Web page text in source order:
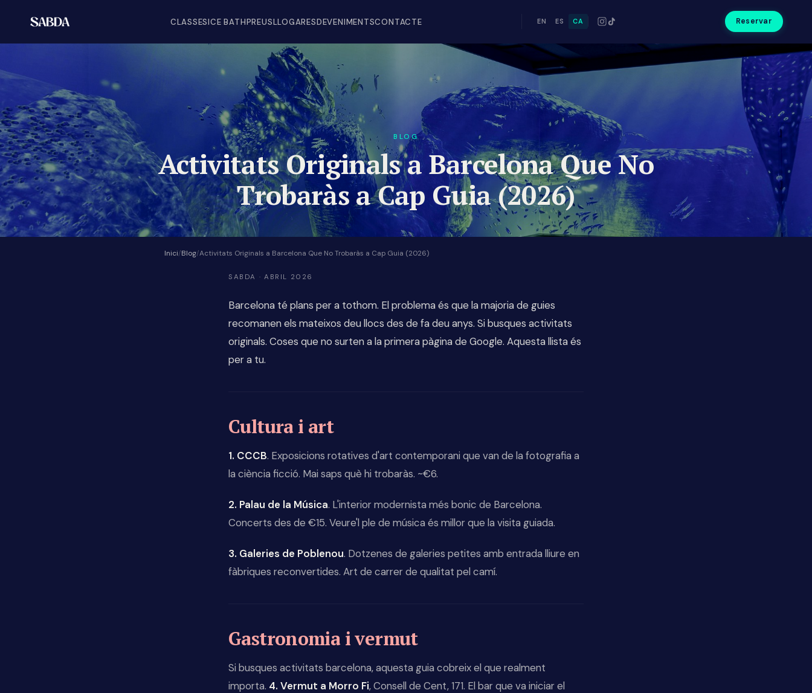
CLASSESICE BATHPREUSLLOGARESDEVENIMENTSCONTACTE EN ES CA Reservar
BLOG
Activitats Originals a Barcelona Que No
Trobaràs a Cap Guia (2026)
Inici/Blog/Activitats Originals a Barcelona Que No Trobaràs a Cap Guia (2026)
SABDA · ABRIL 2026
Barcelona té plans per a tothom. El problema és que la majoria de guies
recomanen els mateixos deu llocs des de fa deu anys. Si busques activitats
originals. Coses que no surten a la primera pàgina de Google. Aquesta llista és
per a tu.
Cultura i art
1. CCCB. Exposicions rotatives d'art contemporani que van de la fotografia a
la ciència ficció. Mai saps què hi trobaràs. ~€6.
2. Palau de la Música. L'interior modernista més bonic de Barcelona.
Concerts des de €15. Veure'l ple de música és millor que la visita guiada.
3. Galeries de Poblenou. Dotzenes de galeries petites amb entrada lliure en
fàbriques reconvertides. Art de carrer de qualitat pel camí.
Gastronomia i vermut
Si busques activitats barcelona, aquesta guia cobreix el que realment
importa. 4. Vermut a Morro Fi, Consell de Cent, 171. El bar que va iniciar el